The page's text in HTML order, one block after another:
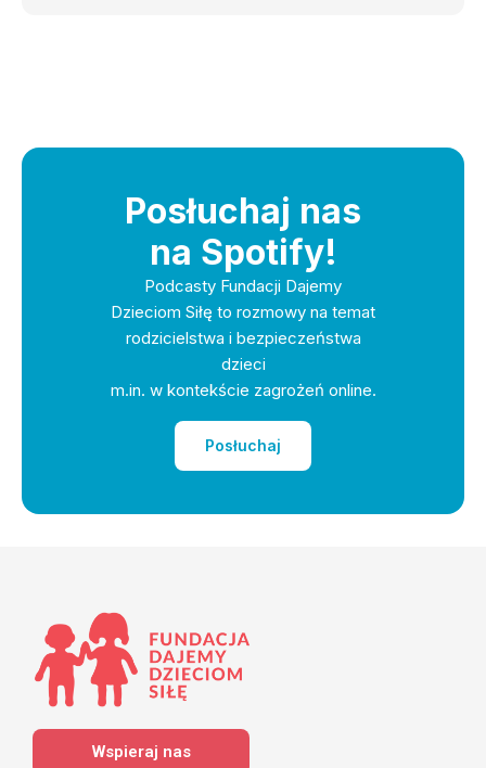
Posłuchaj nas
na Spotify!
Podcasty Fundacji Dajemy
Dzieciom Siłę to rozmowy na temat
rodzicielstwa i bezpieczeństwa
dzieci
m.in. w kontekście zagrożeń online.
Posłuchaj
Wspieraj nas